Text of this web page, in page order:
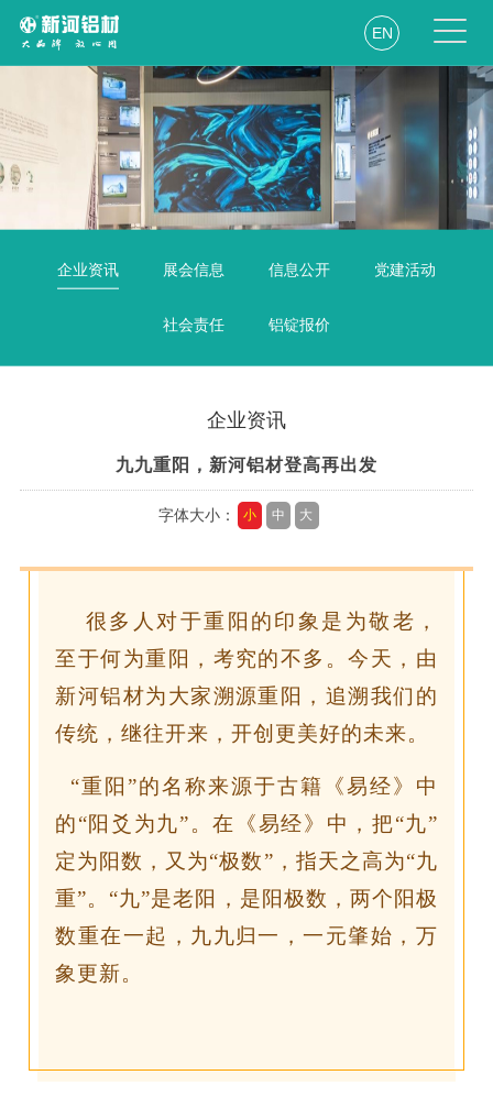
EN
企业资讯 展会信息 信息公开 党建活动
社会责任 铝锭报价
企业资讯
九九重阳，新河铝材登高再出发
字体大小： 小 中 大
很多人对于重阳的印象是为敬老，
至于何为重阳，考究的不多。今天，由
新河铝材为大家溯源重阳，追溯我们的
传统，继往开来，开创更美好的未来。
“重阳”的名称来源于古籍《易经》中
的“阳爻为九”。在《易经》中，把“九”
定为阳数，又为“极数”，指天之高为“九
重”。“九”是老阳，是阳极数，两个阳极
数重在一起，九九归一，一元肇始，万
象更新。